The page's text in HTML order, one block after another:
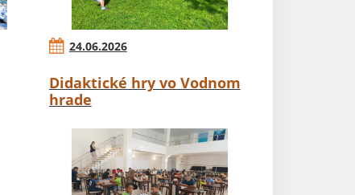
24.06.2026
Didaktické hry vo Vodnom
hrade